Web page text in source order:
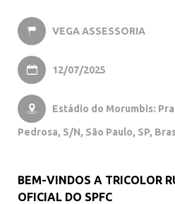
 VEGA ASSESSORIA
 12/07/2025
 Estádio do Morumbis:
Pedrosa, S/N, São Paulo, SP,
BEM-VINDOS A TRICOLOR
OFICIAL DO SPFC